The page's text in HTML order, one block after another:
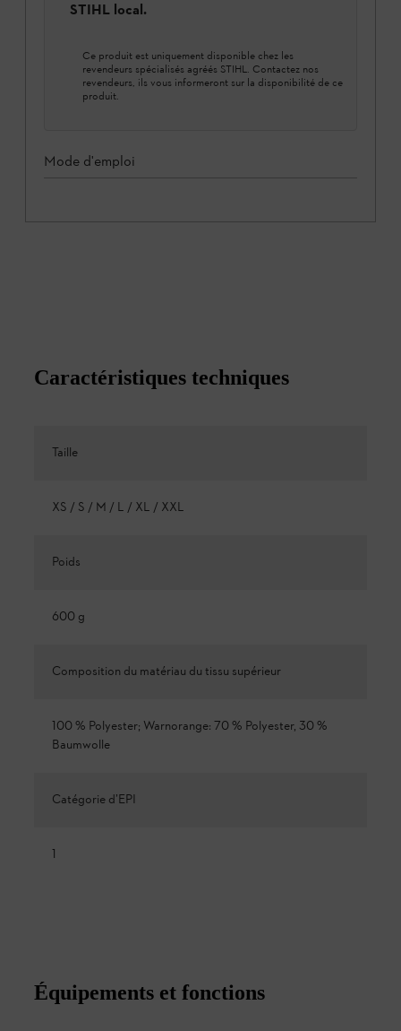
STIHL local.
Ce produit est uniquement disponible chez les
revendeurs spécialisés agréés STIHL. Contactez nos
revendeurs, ils vous informeront sur la disponibilité de ce
produit.
Mode d'emploi
Caractéristiques techniques
Taille
XS / S / M / L / XL / XXL
Poids
600 g
Composition du matériau du tissu supérieur
100 % Polyester; Warnorange: 70 % Polyester, 30 %
Baumwolle
Catégorie d’EPI
1
Équipements et fonctions